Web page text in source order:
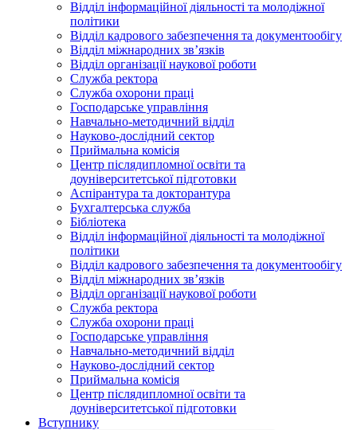
Відділ інформаційної діяльності та молодіжної
політики
Відділ кадрового забезпечення та документообігу
Відділ міжнародних зв’язків
Відділ організації наукової роботи
Служба ректора
Служба охорони праці
Господарське управління
Навчально-методичний відділ
Науково-дослідний сектор
Приймальна комісія
Центр післядипломної освіти та
доуніверситетської підготовки
Аспірантура та докторантура
Бухгалтерська служба
Бібліотека
Відділ інформаційної діяльності та молодіжної
політики
Відділ кадрового забезпечення та документообігу
Відділ міжнародних зв’язків
Відділ організації наукової роботи
Служба ректора
Служба охорони праці
Господарське управління
Навчально-методичний відділ
Науково-дослідний сектор
Приймальна комісія
Центр післядипломної освіти та
доуніверситетської підготовки
Вступнику